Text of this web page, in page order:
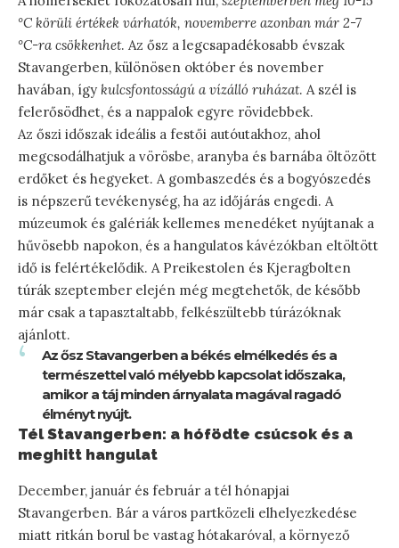
°C körüli értékek várhatók, novemberre azonban már 2-7
°C-ra csökkenhet. Az ősz a legcsapadékosabb évszak
Stavangerben, különösen október és november
havában, így kulcsfontosságú a vízálló ruházat. A szél is
felerősödhet, és a nappalok egyre rövidebbek.
Az őszi időszak ideális a festői autóutakhoz, ahol
megcsodálhatjuk a vörösbe, aranyba és barnába öltözött
erdőket és hegyeket. A gombaszedés és a bogyószedés
is népszerű tevékenység, ha az időjárás engedi. A
múzeumok és galériák kellemes menedéket nyújtanak a
hűvösebb napokon, és a hangulatos kávézókban eltöltött
idő is felértékelődik. A Preikestolen és Kjeragbolten
túrák szeptember elején még megtehetők, de később
már csak a tapasztaltabb, felkészültebb túrázóknak
ajánlott.
Az ősz Stavangerben a békés elmélkedés és a
természettel való mélyebb kapcsolat időszaka,
amikor a táj minden árnyalata magával ragadó
élményt nyújt.
Tél Stavangerben: a hófödte csúcsok és a
meghitt hangulat
December, január és február a tél hónapjai
Stavangerben. Bár a város partközeli elhelyezkedése
miatt ritkán borul be vastag hótakaróval, a környező